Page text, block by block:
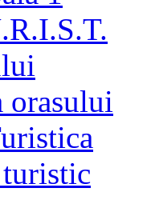
orasului